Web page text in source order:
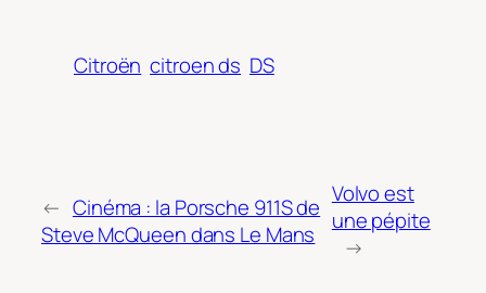
Citroën citroen ds DS
← Cinéma : la Porsche 911S de
Steve McQueen dans Le Mans
Volvo est
une pépite
→